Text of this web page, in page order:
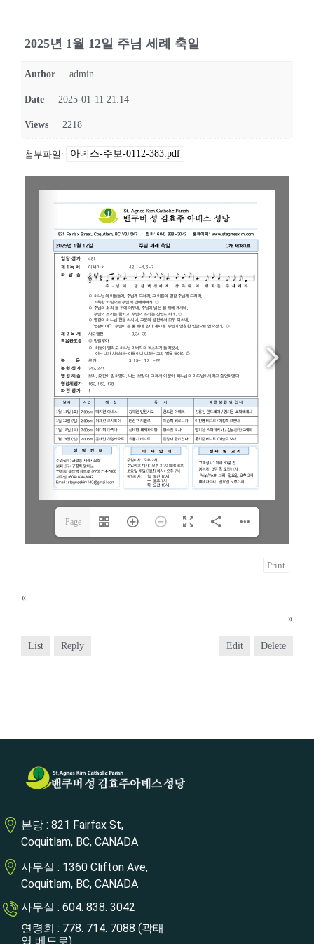
2025년 1월 12일 주님 세례 축일
Author admin
Date 2025-01-11 21:14
Views 2218
첨부파일: 아녜스-주보-0112-383.pdf
Page
Print
«
»
List Reply Edit Delete
본당 : 821 Fairfax St,
Coquitlam, BC, CANADA
사무실 : 1360 Clifton Ave,
Coquitlam, BC, CANADA
사무실 : 604. 838. 3042
연령회 : 778. 714. 7088 (곽태
영 베드로)